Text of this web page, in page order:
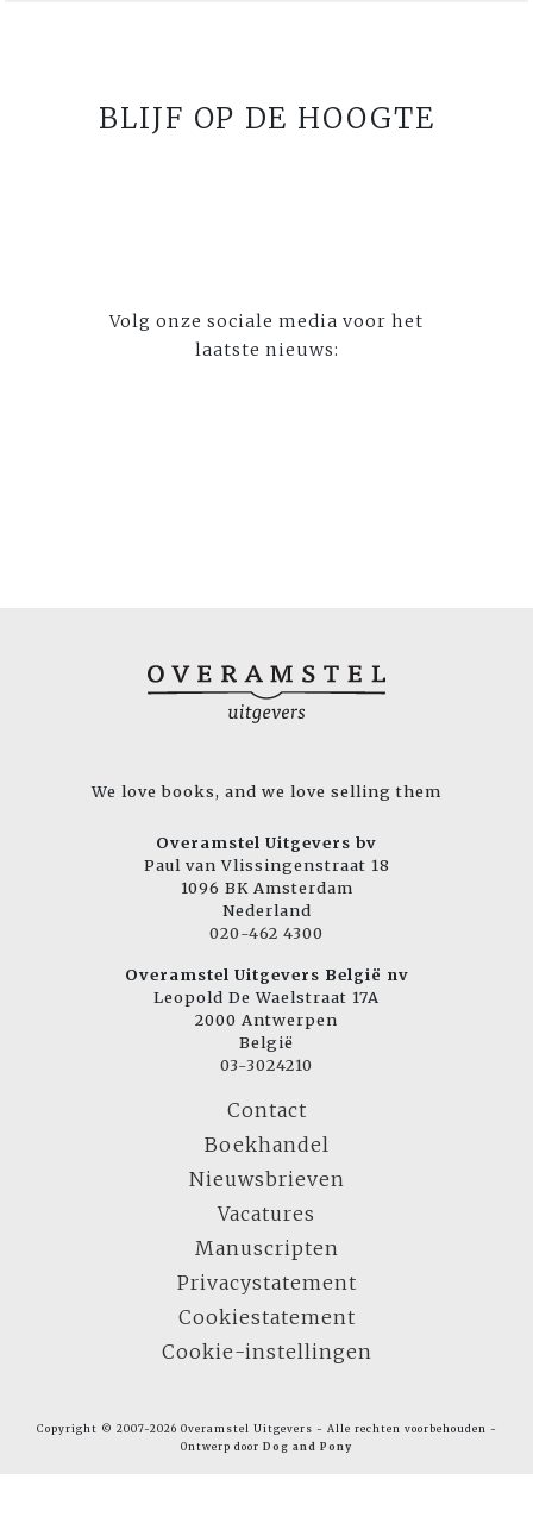
BLIJF OP DE HOOGTE
Volg onze sociale media voor het
laatste nieuws:
We love books, and we love selling them
Overamstel Uitgevers bv
Paul van Vlissingenstraat 18
1096 BK Amsterdam
Nederland
020-462 4300
Overamstel Uitgevers België nv
Leopold De Waelstraat 17A
2000 Antwerpen
België
03-3024210
Contact
Boekhandel
Nieuwsbrieven
Vacatures
Manuscripten
Privacystatement
Cookiestatement
Cookie-instellingen
Copyright © 2007-2026 Overamstel Uitgevers - Alle rechten voorbehouden -
Ontwerp door Dog and Pony